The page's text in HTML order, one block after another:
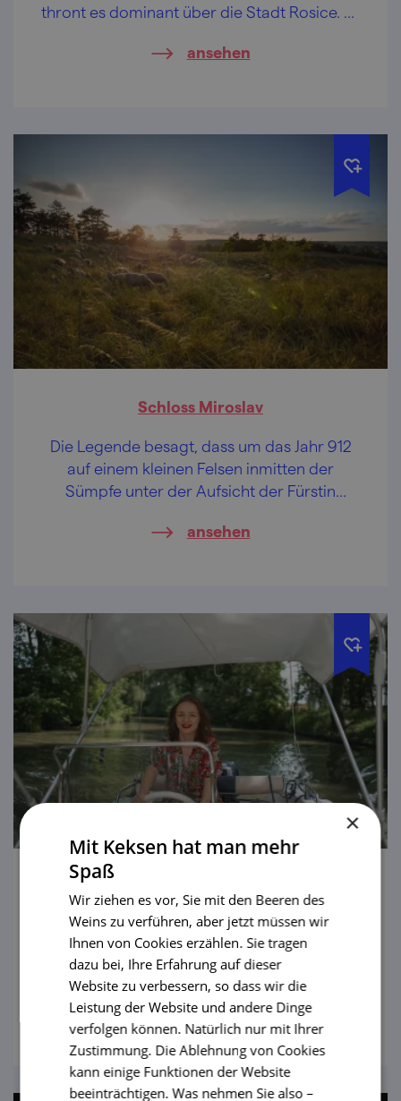
thront es dominant über die Stadt Rosice. Es
Spielzeuge und daneben einen
ansehen
Schloss Miroslav
Die Legende besagt, dass um das Jahr 912
auf einem kleinen Felsen inmitten der
Sümpfe unter der Aufsicht der Fürstin
hat sie die Form einer Burg und trägt den
ansehen
Dieses Wasser macht auch den
eingefleischten Landratten und
Nichtschwimmern Spaß! Springende Delfine
bekommen Sie zwar nicht zu sehen, dafür
aber können Sie die Sehenswürdigkeiten in
der Umgebung kennenlernen und regionale
kulinarische Köstlichkeiten probieren.
ansehen
×
Mit Keksen hat man mehr
Spaß
Wir ziehen es vor, Sie mit den Beeren des
Weins zu verführen, aber jetzt müssen wir
Ihnen von Cookies erzählen. Sie tragen
dazu bei, Ihre Erfahrung auf dieser
Website zu verbessern, so dass wir die
Leistung der Website und andere Dinge
verfolgen können. Natürlich nur mit Ihrer
Zustimmung. Die Ablehnung von Cookies
kann einige Funktionen der Website
beeinträchtigen. Was nehmen Sie also –